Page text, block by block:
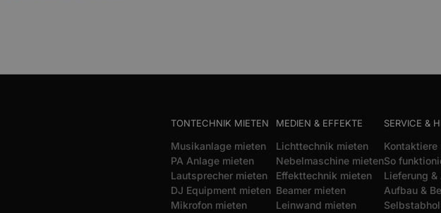
TONTECHNIK MIETEN
Musikanlage mieten
PA Anlage mieten
Lautsprecher mieten
DJ Equipment mieten
Mikrofon mieten
MEDIEN & EFFEKTE
Lichttechnik mieten
Nebelmaschine mieten
Effekttechnik mieten
Beamer mieten
Leinwand mieten
SERVICE &
Kontaktiere
So
Lieferung &
Aufbau &